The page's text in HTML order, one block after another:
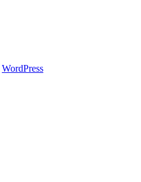
WordPress